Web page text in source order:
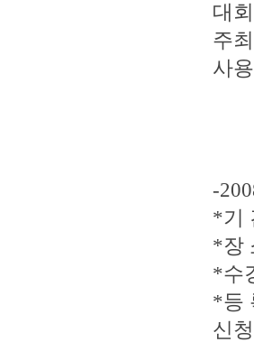
대
주
사
-
*기
*장
*수
*등
신청